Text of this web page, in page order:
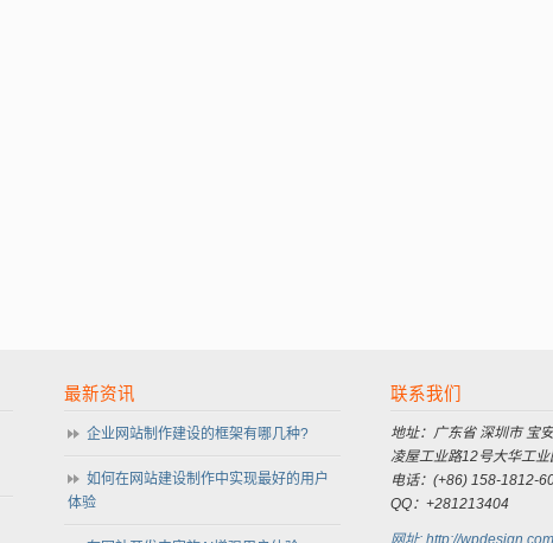
最新资讯
企业网站制作建设的框架有哪几种?
如何在网站建设制作中实现最好的用户
体验
联系我们
地址：广东省 深圳市 宝
凌屋工业路12号大华工
电话：(+86) 158-1812-
QQ：+281213404
网址: http://